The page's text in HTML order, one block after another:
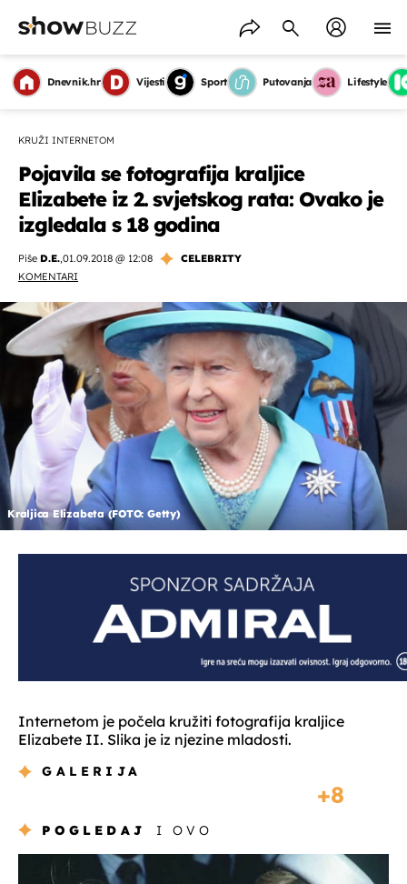
Dnevnik.hr Vijesti Sport Putovanja Lifestyle
KRUŽI INTERNETOM
Pojavila se fotografija kraljice
Elizabete iz 2. svjetskog rata: Ovako je
izgledala s 18 godina
Piše D.E.,01.09.2018 @ 12:08
CELEBRITY
KOMENTARI
Kraljica Elizabeta (FOTO: Getty)
Internetom je počela kružiti fotografija kraljice
Elizabete II. Slika je iz njezine mladosti.
GALERIJA
8
POGLEDAJ I OVO
OMOGUĆI OBAVIJESTI